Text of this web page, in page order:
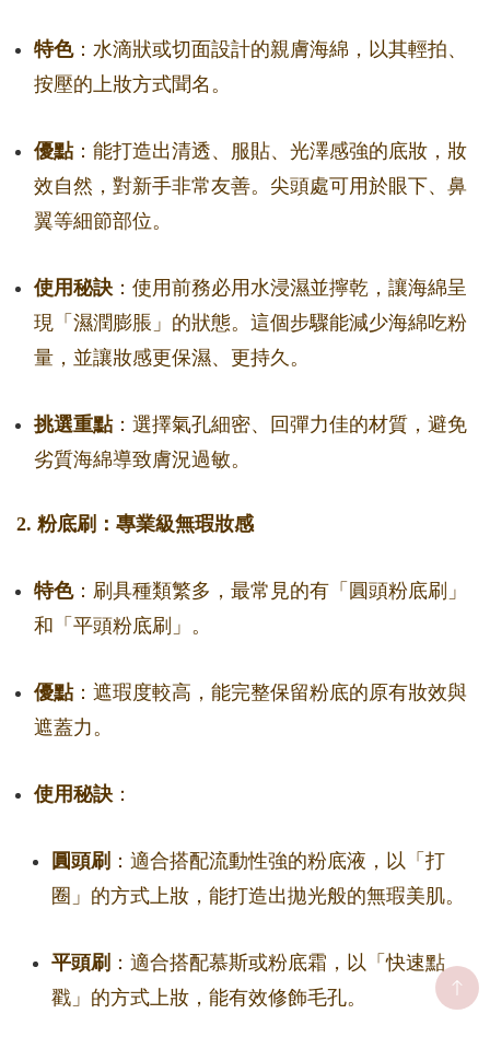
特色：水滴狀或切面設計的親膚海綿，以其輕拍、
按壓的上妝方式聞名。
優點：能打造出清透、服貼、光澤感強的底妝，妝
效自然，對新手非常友善。尖頭處可用於眼下、鼻
翼等細節部位。
使用秘訣 ：使用前務必用水浸濕並擰乾，讓海綿呈
現「濕潤膨脹」的狀態。這個步驟能減少海綿吃粉
量，並讓妝感更保濕、更持久。
挑選重點：選擇氣孔細密、回彈力佳的材質，避免
劣質海綿導致膚況過敏。
2. 粉底刷：專業級無瑕妝感
特色：刷具種類繁多，最常見的有「圓頭粉底刷」
和「平頭粉底刷」。
優點：遮瑕度較高，能完整保留粉底的原有妝效與
遮蓋力。
使用秘訣 ：
圓頭刷 ：適合搭配流動性強的粉底液，以「打
圈」的方式上妝，能打造出拋光般的無瑕美肌。
平頭刷 ：適合搭配慕斯或粉底霜，以「快速點
戳」的方式上妝，能有效修飾毛孔。